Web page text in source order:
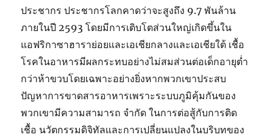
ประชากร ประชากรโลกคาดว่าจะสูงถึง 9.7 พันล้าน
ภายในปี 2593 โดยมีการเติบโตส่วนใหญ่เกิดขึ้นใน
แอฟริกาซาฮาราย่อยและเอเชียกลางและเอเชียใต้ เชื้อ
โรคในอาหารมีผลกระทบอย่างไม่สมส่วนต่อเด็กอายุต่ำ
กว่าห้าขวบโดยเฉพาะอย่างยิ่งหากพวกเขาประสบ
ปัญหาการขาดสารอาหารเพราะระบบภูมิคุ้มกันของ
พวกเขามีความสามารถ จำกัด ในการต่อสู้กับการติด
เชื้อ นวัตกรรมดิจิทัลและการเปลี่ยนแปลงในบริบทของ